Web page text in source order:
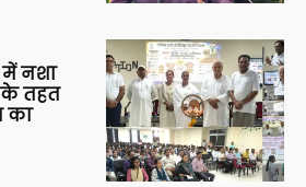
में नशा
के तहत
का